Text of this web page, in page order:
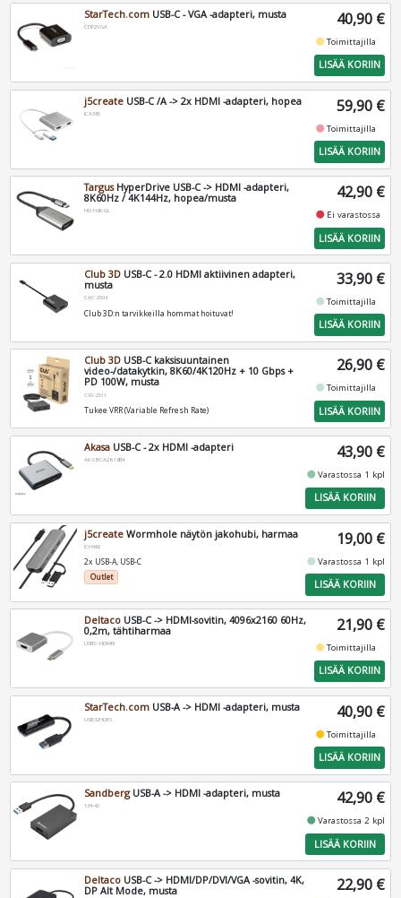
StarTech.com USB-C - VGA -adapteri, musta
CDP2VGA 40,90 €
fiber_manual_recordToimittajilla
LISÄÄ KORIIN
j5create USB-C /A -> 2x HDMI -adapteri, hopea
JCA365 59,90 €
fiber_manual_recordToimittajilla
LISÄÄ KORIIN
TargusHyperDrive USB-C -> HDMI -adapteri,
8K60Hz / 4K144Hz, hopea/musta
HD-H8K-GL
42,90 €
fiber_manual_record Ei varastossa
LISÄÄ KORIIN
Club 3D USB-C - 2.0 HDMI aktiivinen adapteri,
musta
CAC-2504
Club 3D:n tarvikkeilla hommat hoituvat!
33,90 €
fiber_manual_recordToimittajilla
LISÄÄ KORIIN
Club 3D USB-C kaksisuuntainen
video-/datakytkin, 8K60/4K120Hz + 10 Gbps +
PD 100W, musta
CSV-2511
Tukee VRR (Variable Refresh Rate)
26,90 €
fiber_manual_recordToimittajilla
LISÄÄ KORIIN
Akasa USB-C - 2x HDMI -adapteri
AK-CBCA26-18BK 43,90 €
fiber_manual_recordVarastossa 1 kpl
LISÄÄ KORIIN
j5create Wormhole näytön jakohubi, harmaa
JCH462
2x USB-A, USB-C
Outlet
19,00 €
fiber_manual_record Varastossa 1 kpl
LISÄÄ KORIIN
Deltaco USB-C -> HDMI-sovitin, 4096x2160 60Hz,
0,2m, tähtiharmaa
USBC-HDMI9
21,90 €
fiber_manual_recordToimittajilla
LISÄÄ KORIIN
StarTech.com USB-A -> HDMI -adapteri, musta
USB32HDES 40,90 €
fiber_manual_recordToimittajilla
LISÄÄ KORIIN
SandbergUSB-A -> HDMI -adapteri, musta
134-42 42,90 €
fiber_manual_recordVarastossa 2 kpl
LISÄÄ KORIIN
Deltaco USB-C -> HDMI/DP/DVI/VGA -sovitin, 4K,
DP Alt Mode, musta
22,90 €